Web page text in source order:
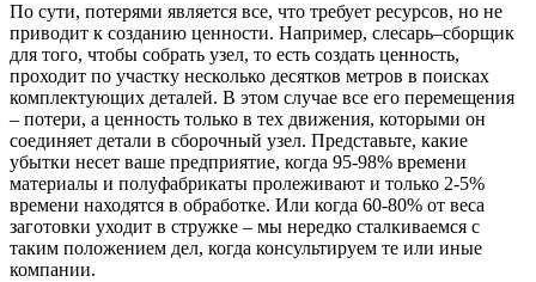
По сути, потерями является все, что требует ресурсов, но не
приводит к созданию ценности. Например, слесарь–сборщик
для того, чтобы собрать узел, то есть создать ценность,
проходит по участку несколько десятков метров в поисках
комплектующих деталей. В этом случае все его перемещения
– потери, а ценность только в тех движения, которыми он
соединяет детали в сборочный узел. Представьте, какие
убытки несет ваше предприятие, когда 95-98% времени
материалы и полуфабрикаты пролеживают и только 2-5%
времени находятся в обработке. Или когда 60-80% от веса
заготовки уходит в стружке – мы нередко сталкиваемся с
таким положением дел, когда консультируем те или иные
компании.